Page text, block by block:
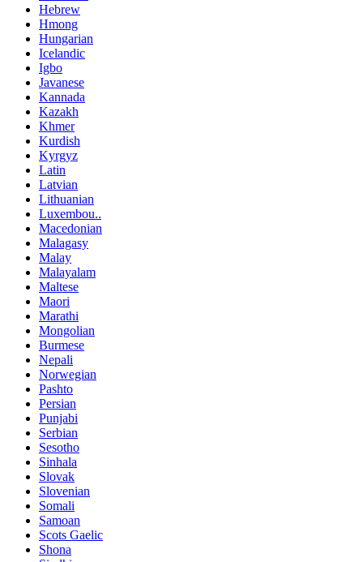
Hebrew
Hmong
Hungarian
Icelandic
Igbo
Javanese
Kannada
Kazakh
Khmer
Kurdish
Kyrgyz
Latin
Latvian
Lithuanian
Luxembou..
Macedonian
Malagasy
Malay
Malayalam
Maltese
Maori
Marathi
Mongolian
Burmese
Nepali
Norwegian
Pashto
Persian
Punjabi
Serbian
Sesotho
Sinhala
Slovak
Slovenian
Somali
Samoan
Scots Gaelic
Shona